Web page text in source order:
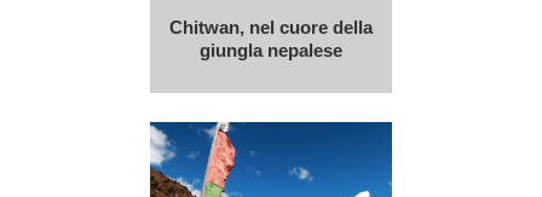
Chitwan, nel cuore della
giungla nepalese